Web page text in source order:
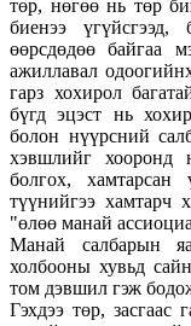
төр, нөгөө нь төр
биенээ
өөрсдөдөө байгаа
ажиллавал
гарз хохирол
бүгд эцэст нь
болон нүүрсний
хэвшлийг хооронд
болгох,
түүнийгээ хамтарч
"өлөө манай
Манай салбарын
холбооны хувьд
том дэвшил гэж
Гэхдээ төр, засгаас